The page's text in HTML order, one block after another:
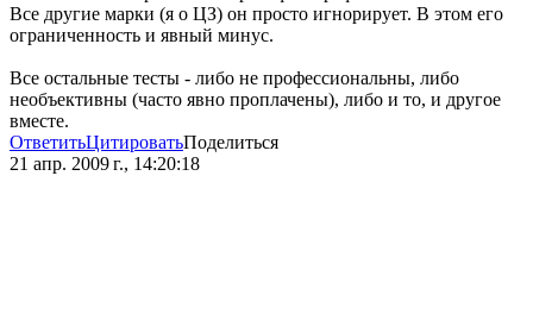
Все другие марки (я о ЦЗ) он просто игнорирует. В этом его
ограниченность и явный минус.
Все остальные тесты - либо не профессиональны, либо
необъективны (часто явно проплачены), либо и то, и другое
вместе.
ОтветитьЦитироватьПоделиться
21 апр. 2009 г., 14:20:18